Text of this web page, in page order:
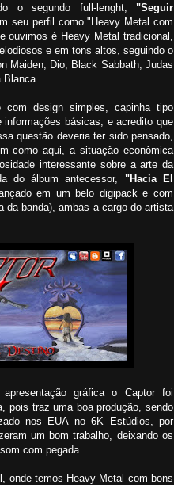
o segundo full-lenght, "Seguir
seu perfil como "Heavy Metal com
ouvimos é Heavy Metal tradicional,
e em tons altos, seguindo o
Maiden, Dio, Black Sabbath, Judas
com design simples, capinha tipo
básicas, e acredito que
questão deveria ter sido pensado,
como aqui, a situação econômica
interessante sobre a arte da
do álbum antecessor, "Hacia El
em um belo digipack e com
banda), ambas a cargo do artista
gráfica o Captor foi
pois traz uma boa produção, sendo
nos EUA no 6K Estúdios, por
um bom trabalho, deixando os
com pegada.
onde temos Heavy Metal com bons